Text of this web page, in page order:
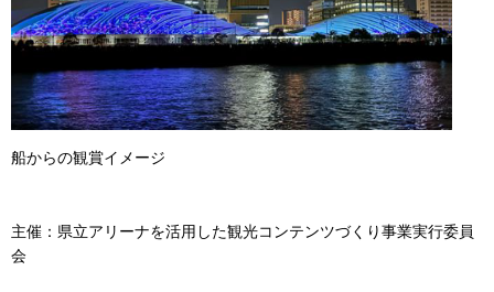
船からの観賞イメージ
主催：県立アリーナを活用した観光コンテンツづくり事業実行委員
会